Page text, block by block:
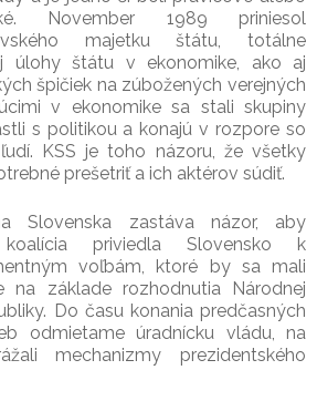
November 1989 priniesol
majetku štátu, totálne
úlohy štátu v ekonomike, ako aj
špičiek na zúbožených verejných
v ekonomike sa stali skupiny
s politikou a konajú v rozpore so
KSS je toho názoru, že všetky
prešetriť a ich aktérov súdiť.
Slovenska zastáva názor, aby
priviedla Slovensko k
voľbám, ktoré by sa mali
na základe rozhodnutia Národnej
Do času konania predčasných
odmietame úradnícku vládu, na
mechanizmy prezidentského